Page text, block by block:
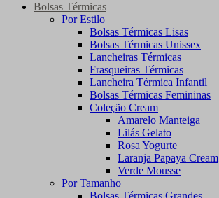
Bolsas Térmicas
Por Estilo
Bolsas Térmicas Lisas
Bolsas Térmicas Unissex
Lancheiras Térmicas
Frasqueiras Térmicas
Lancheira Térmica Infantil
Bolsas Térmicas Femininas
Coleção Cream
Amarelo Manteiga
Lilás Gelato
Rosa Yogurte
Laranja Papaya Cream
Verde Mousse
Por Tamanho
Bolsas Térmicas Grandes